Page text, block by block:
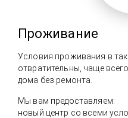
зависимости с
реабилитации и
с семьей
Проживание
Условия проживания в
отвратительны, чаще
дома без ремонта.
Мы вам предоставляем:
новый центр со всеми